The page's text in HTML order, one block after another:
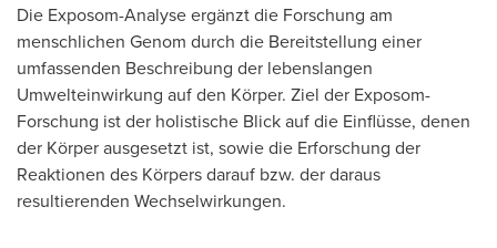
Die Exposom-Analyse ergänzt die Forschung am
menschlichen Genom durch die Bereitstellung einer
umfassenden Beschreibung der lebenslangen
Umwelteinwirkung auf den Körper. Ziel der Exposom-
Forschung ist der holistische Blick auf die Einflüsse, denen
der Körper ausgesetzt ist, sowie die Erforschung der
Reaktionen des Körpers darauf bzw. der daraus
resultierenden Wechselwirkungen.